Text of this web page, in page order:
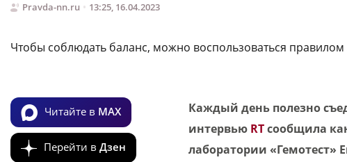
Pravda-nn.ru 13:25, 16.04.2023
Чтобы соблюдать баланс, можно воспользоваться правилом
Читайте в MAX
Перейти в Дзен
Каждый день полезно
интервью RTсообщила
лаборатории «Гемотест»